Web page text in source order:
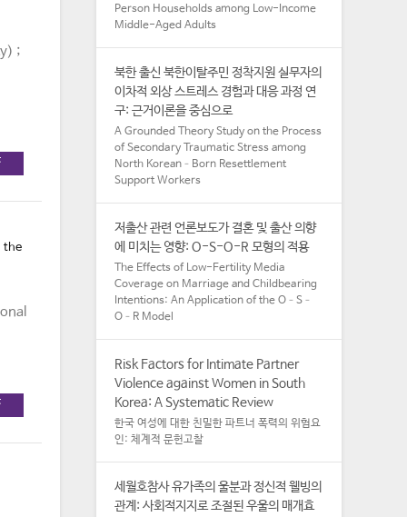
;
the
Person Households among Low-Income
Middle-Aged Adults​
북한 출신 북한이탈주민 정착지원 실무자의
이차적 외상 스트레스 경험과 대응 과정 연
구: 근거이론을 중심으로
A Grounded Theory Study on the Process
of Secondary Traumatic Stress among
North Korean–Born Resettlement
Support Workers
저출산 관련 언론보도가 결혼 및 출산 의향
에 미치는 영향: O-S-O-R 모형의 적용
The Effects of Low-Fertility Media
Coverage on Marriage and Childbearing
Intentions: An Application of the O–S–
O–R Model
Risk Factors for Intimate Partner
Violence against Women in South
Korea: A Systematic Review
한국 여성에 대한 친밀한 파트너 폭력의 위험요
인: 체계적 문헌고찰
세월호참사 유가족의 울분과 정신적 웰빙의
관계: 사회적지지로 조절된 우울의 매개효